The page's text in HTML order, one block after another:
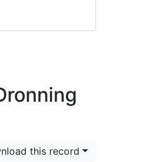
this record